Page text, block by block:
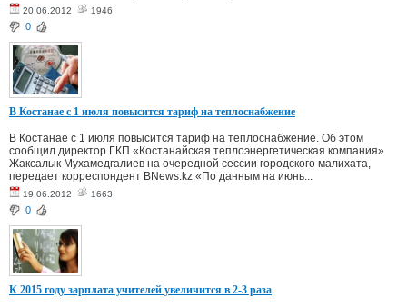
20.06.2012 1946
0
В Костанае с 1 июля повысится тариф на теплоснабжение
В Костанае с 1 июля повысится тариф на теплоснабжение. Об этом
сообщил директор ГКП «Костанайская теплоэнергетическая компания»
Жаксалык Мухамедгалиев на очередной сессии городского малихата,
передает корреспондент BNews.kz.«По данным на июнь...
19.06.2012 1663
0
К 2015 году зарплата учителей увеличится в 2-3 раза